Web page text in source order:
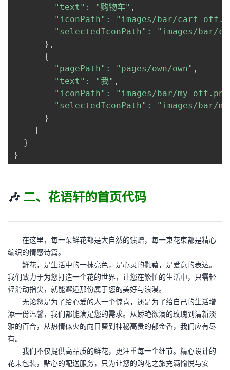
"text" : "购物车" ,
"iconPath" :
"images/bar/cart-
"selectedIconPath" :
"images/bar/
} ,
{
"pagePath" : "pages/own/own" ,
"text" : "我" ,
"iconPath" :
"images/bar/my-
"selectedIconPath" :
"images/bar/
}
]
}
}
🎶 二、花语轩的首页代码
在这里，每一朵鲜花都是大自然的馈赠，每一束花束都是精心
编织的情感诗篇。
鲜花，是生活中的一抹亮色，是心灵的慰藉，是爱意的表达。
我们致力于为您打造一个花的世界，让您在繁忙的生活中，只需轻
轻滑动指尖，就能邂逅那份属于您的美好与浪漫。
无论您是为了给心爱的人一个惊喜，还是为了给自己的生活增
添一份温馨，我们都能满足您的需求。从娇艳欲滴的玫瑰到清新淡
雅的百合，从热情似火的向日葵到神秘高贵的郁金香，我们应有尽
有。
我们不仅提供高品质的鲜花，更注重每一个细节。精心设计的
花束包装，贴心的配送服务，只为让您的购花之旅充满愉悦与安